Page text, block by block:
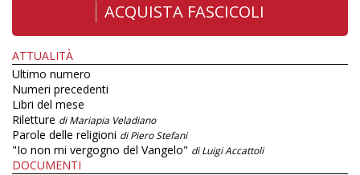
ACQUISTA FASCICOLI
ATTUALITÀ
Ultimo numero
Numeri precedenti
Libri del mese
Riletture di Mariapia Veladiano
Parole delle religioni di Piero Stefani
"Io non mi vergogno del Vangelo" di Luigi Accattoli
DOCUMENTI